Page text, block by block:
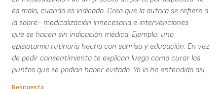
es malo, cuando es indicado. Creo que la autora se refiere a
la sobre- medicalización innecesaria e intervenciones
que se hacen sin indicación médica. Ejemplo: una
episiotomía rutinaria hecha con sonrisa y educación. En vez
de pedir consentimiento te explican luego como curar los
puntos que se podían haber evitado. Yo lo he entendido así.